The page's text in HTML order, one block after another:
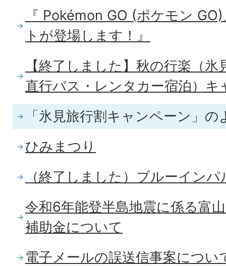
『 Pokémon GO (ポケモン
トが登場します！』
【終了しました】秋の行楽（
直行バス・レンタカー宿泊）
「氷見旅行割キャンペーン」
ひみまつり
（終了しました）ブルーイン
令和6年能登半島地震に係る富
補助金について
電子メールの誤送信事案につい